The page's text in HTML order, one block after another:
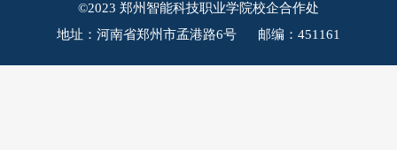
©2023 郑州智能科技职业学院校企合作处
地址：河南省郑州市孟港路6号 邮编：451161